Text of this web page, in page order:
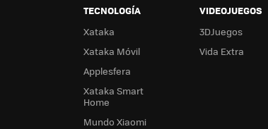
TECNOLOGÍA
Xataka
Xataka Móvil
Applesfera
Xataka Smart
Home
Mundo Xiaomi
VIDEOJUEGOS
3DJuegos
Vida Extra